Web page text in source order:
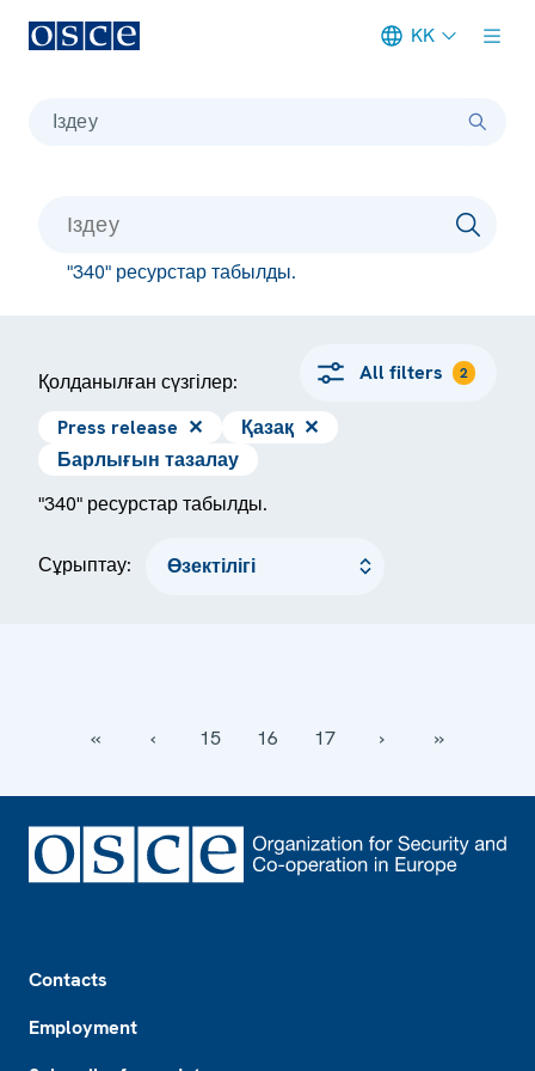
KK
Іздеу
"340" ресурстар табылды.
Қолданылған сүзгілер: All filters 2
Press release ✕ Қазақ ✕
Барлығын тазалау
"340" ресурстар табылды.
Сұрыптау:
‹‹ ‹ 15 16 17 › ››
Contacts
Employment